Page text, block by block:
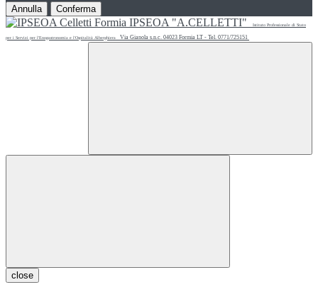
Annulla Conferma
IPSEOA "A.CELLETTI" Istituto Professionale di Stato
per i Servizi per l'Enogastronomia e l'Ospitalità Alberghiera Via Gianola s.n.c. 04023 Formia LT - Tel. 0771/725151
close